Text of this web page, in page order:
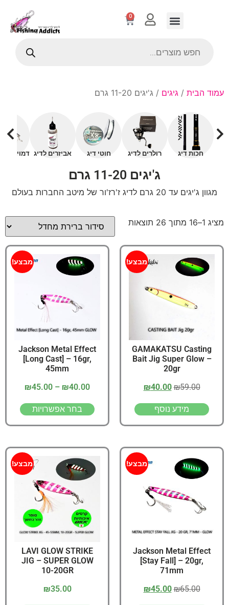
0
עמוד הבית / גיגים / ג'יגים 11-20 גרם
חכות דיג רולרים לדיג חוטי דיג אביזרים לדיג דמויים
ג'יגים 11-20 גרם
מגוון ג'יגים עד 20 גרם לדיג ז'רז'ור של מיטב החברות בעולם
מציג 1–16 מתוך 26 תוצאות
מבצע!
GAMAKATSU Casting
Bait Jig Super Glow –
20gr
₪59.00
₪40.00
מידע נוסף
מבצע!
Jackson Metal Effect
[Long Cast] – 16gr,
45mm
₪40.00
–
₪45.00
בחר אפשרויות
מבצע!
Jackson Metal Effect
[Stay Fall] – 20gr,
71mm
₪65.00
₪45.00
מבצע!
LAVI GLOW STRIKE
JIG – SUPER GLOW
10-20GR
₪35.00